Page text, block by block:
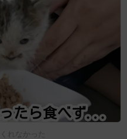
れなかった